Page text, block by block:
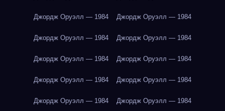
Джордж Оруэлл — 1984 Джордж Оруэлл — 1984
Джордж Оруэлл — 1984 Джордж Оруэлл — 1984
Джордж Оруэлл — 1984 Джордж Оруэлл — 1984
Джордж Оруэлл — 1984 Джордж Оруэлл — 1984
Джордж Оруэлл — 1984 Джордж Оруэлл — 1984